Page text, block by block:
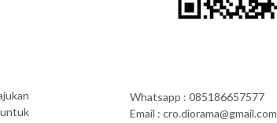
Whatsapp : 085186657577
Email : cro.diorama@gmail.com